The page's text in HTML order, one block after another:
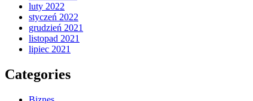
luty 2022
styczeń 2022
grudzień 2021
listopad 2021
lipiec 2021
Categories